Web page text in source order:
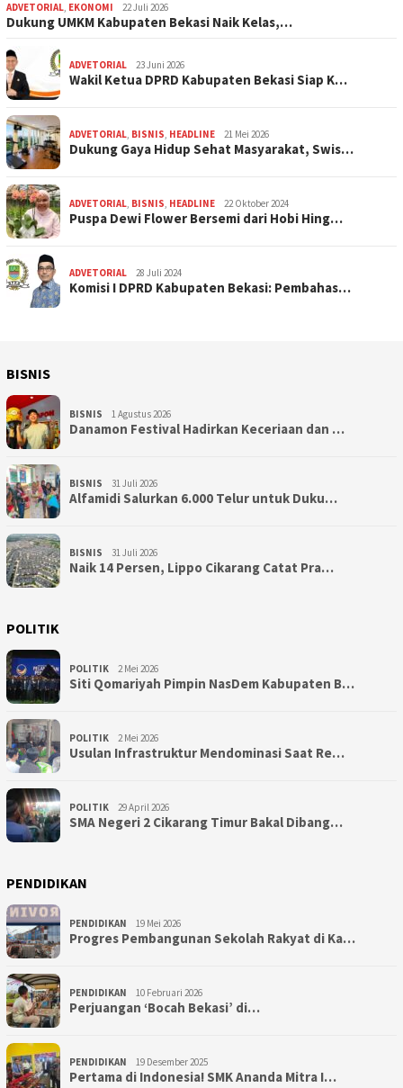
ADVETORIAL, EKONOMI 22 Juli 2026
Dukung UMKM Kabupaten Bekasi Naik Kelas,…
ADVETORIAL 23 Juni 2026
Wakil Ketua DPRD Kabupaten Bekasi Siap K…
ADVETORIAL, BISNIS, HEADLINE 21 Mei 2026
Dukung Gaya Hidup Sehat Masyarakat, Swis…
ADVETORIAL, BISNIS, HEADLINE 22 Oktober 2024
Puspa Dewi Flower Bersemi dari Hobi Hing…
ADVETORIAL 28 Juli 2024
Komisi I DPRD Kabupaten Bekasi: Pembahas…
BISNIS
BISNIS 1 Agustus 2026
Danamon Festival Hadirkan Keceriaan dan …
BISNIS 31 Juli 2026
Alfamidi Salurkan 6.000 Telur untuk Duku…
BISNIS 31 Juli 2026
Naik 14 Persen, Lippo Cikarang Catat Pra…
POLITIK
POLITIK 2 Mei 2026
Siti Qomariyah Pimpin NasDem Kabupaten B…
POLITIK 2 Mei 2026
Usulan Infrastruktur Mendominasi Saat Re…
POLITIK 29 April 2026
SMA Negeri 2 Cikarang Timur Bakal Dibang…
PENDIDIKAN
PENDIDIKAN 19 Mei 2026
Progres Pembangunan Sekolah Rakyat di Ka…
PENDIDIKAN 10 Februari 2026
Perjuangan ‘Bocah Bekasi’ di…
PENDIDIKAN 19 Desember 2025
Pertama di Indonesia! SMK Ananda Mitra I…